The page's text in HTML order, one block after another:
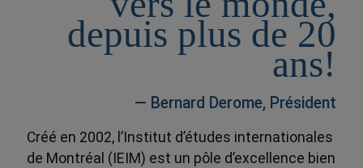
depuis plus de 20
ans!
— Bernard Derome, Président
Créé en 2002, l’Institut d’études internationales
de Montréal (IEIM) est un pôle d’excellence bien